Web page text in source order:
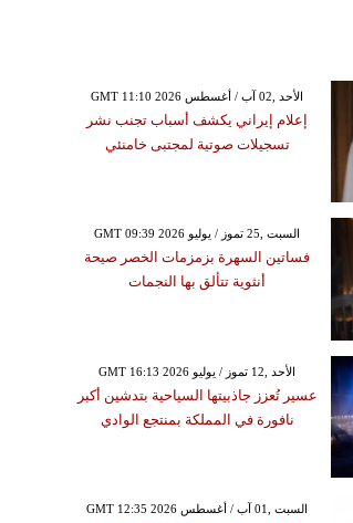
GMT 11:10 2026 الأحد ,02 آب / أغسطس
إعلام إيراني يكشف أسباب تجنب نشر
تسجيلات صوتية لمجتبى خامنئي
GMT 09:39 2026 السبت ,25 تموز / يوليو
فساتين السهرة بزمزمات الخصر صيحة
أنثوية تتألق بها النجمات
GMT 16:13 2026 الأحد ,12 تموز / يوليو
عسير تُعزز جاذبيتها السياحية بتدشين أكبر
نافورة في المملكة بمنتجع الوادي
GMT 12:35 2026 السبت ,01 آب / أغسطس